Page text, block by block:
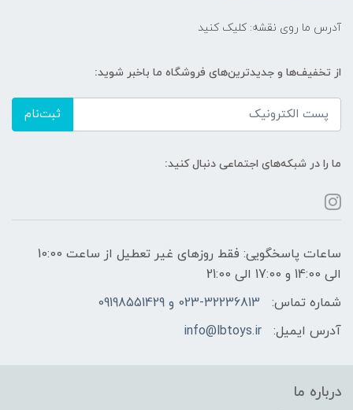
آدرس ما روی نقشه: کلیک کنید
از تخفیف‌ها و جدیدترین‌های فروشگاه ما باخبر شوید:
ثبت‌نام
ما را در شبکه‌های اجتماعی دنبال کنید:
ساعات پاسخگویی: فقط روزهای غیر تعطیل از ساعت 10:00
الی 14:00 و 17:00 الی 21:00
شماره تماس:
023-32236813 و 09198551429
آدرس ایمیل:
info@lbtoys.ir
درباره ما